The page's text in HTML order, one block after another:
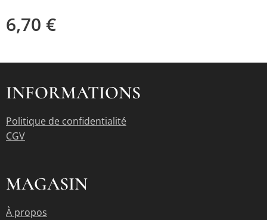
6,70 €
INFORMATIONS
Politique de confidentialité
CGV
MAGASIN
À propos